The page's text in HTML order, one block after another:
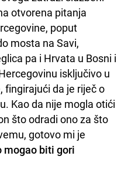
otvorena pitanja
poput
mosta na Savi,
pa i Hrvata u Bosni i
isključivo u
fingirajući da je riječ o
Kao da nije mogla otići
što odradi ono za što
gotovo mi je
mogao biti gori